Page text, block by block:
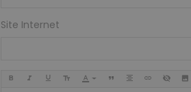
Site Internet